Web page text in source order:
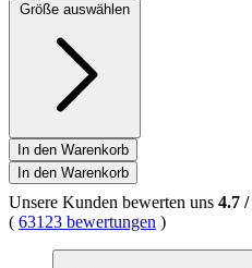
Größe auswählen
In den Warenkorb
In den Warenkorb
Unsere Kunden bewerten uns 4.7 /
( 63123 bewertungen )